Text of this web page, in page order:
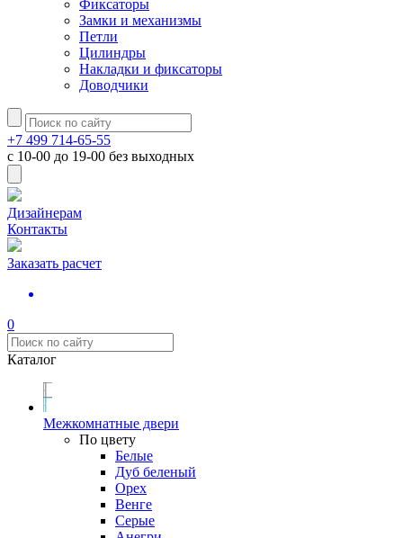
Фиксаторы
Замки и механизмы
Петли
Цилиндры
Накладки и фиксаторы
Доводчики
+7 499 714-65-55
с 10-00 до 19-00 без выходных
Дизайнерам
Контакты
Заказать расчет
0
Каталог
Межкомнатные двери
По цвету
Белые
Дуб беленый
Орех
Венге
Серые